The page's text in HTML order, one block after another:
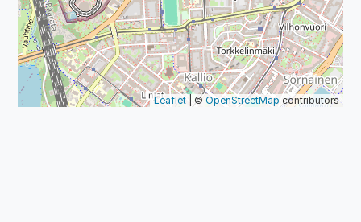
Leaflet| © OpenStreetMap contributors